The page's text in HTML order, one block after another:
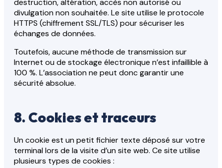
destruction, altération, accès non autorisé ou
divulgation non souhaitée. Le site utilise le protocole
HTTPS (chiffrement SSL/TLS) pour sécuriser les
échanges de données.
Toutefois, aucune méthode de transmission sur
Internet ou de stockage électronique n’est infaillible à
100 %. L’association ne peut donc garantir une
sécurité absolue.
8. Cookies et traceurs
Un cookie est un petit fichier texte déposé sur votre
terminal lors de la visite d’un site web. Ce site utilise
plusieurs types de cookies :